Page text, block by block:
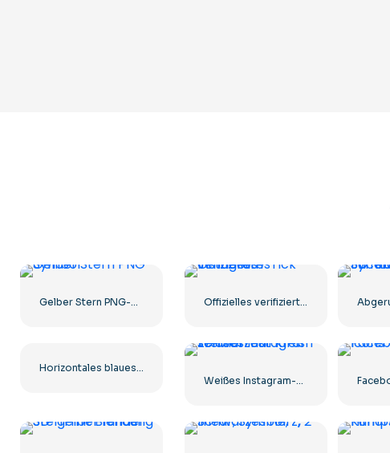
Gelber Stern PNG-Symbol Offizielles verifiziertes Instagram-Tick
Horizontales blaues Facebook-Logo
Weißes Instagram-Zeichen auf schwarzem Kreis